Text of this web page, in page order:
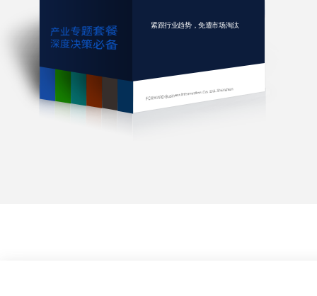
紧跟行业趋势，免遭市场淘汰